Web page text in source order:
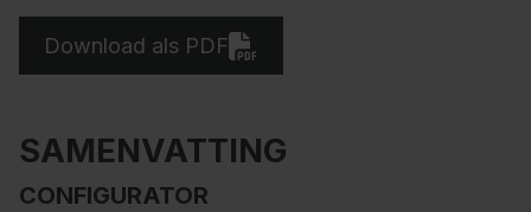
Download als PDF
SAMENVATTING
CONFIGURATOR